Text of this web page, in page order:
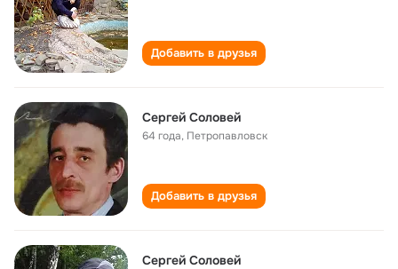
Добавить в друзья
Сергей Соловей
64 года, Петропавловск
Добавить в друзья
Сергей Соловей